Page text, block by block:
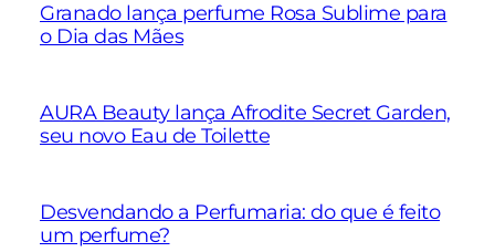
Granado lança perfume Rosa Sublime para
o Dia das Mães
AURA Beauty lança Afrodite Secret Garden,
seu novo Eau de Toilette
Desvendando a Perfumaria: do que é feito
um perfume?